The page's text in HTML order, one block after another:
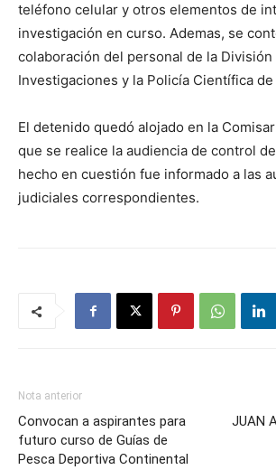
teléfono celular y otros elementos de
investigación en curso. Ademas, se
colaboración del personal de la División
Investigaciones y la Policía Científica
El detenido quedó alojado en la
que se realice la audiencia de control
hecho en cuestión fue informado a las
judiciales correspondientes.
Nota anterior
Convocan a aspirantes para
futuro curso de Guías de
Pesca Deportiva Continental
JUAN